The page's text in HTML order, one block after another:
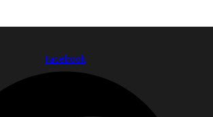
Facebook